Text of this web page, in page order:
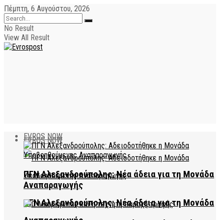
Πέμπτη, 6 Αυγούστου, 2026
No Result
View All Result
EVROS NOW
ΠΓΝ Αλεξανδρούπολης: Νέα άδεια για τη Μονάδα
EVROS NOW
ΠΓΝ Αλεξανδρούπολης: Νέα άδεια για τη Μονάδα
Αναπαραγωγής